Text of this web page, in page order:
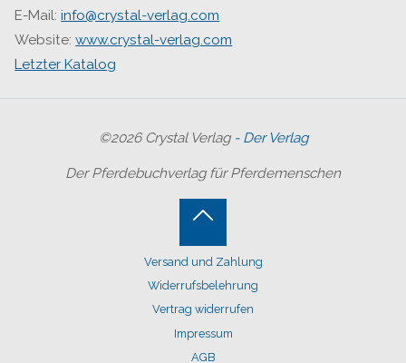
E-Mail:info@crystal-verlag.com
Website:www.crystal-verlag.com
Letzter Katalog
©2026 Crystal Verlag - Der Verlag
Der Pferdebuchverlag für Pferdemenschen
Versand und Zahlung
Widerrufsbelehrung
Vertrag widerrufen
Impressum
AGB
Back
to
Top